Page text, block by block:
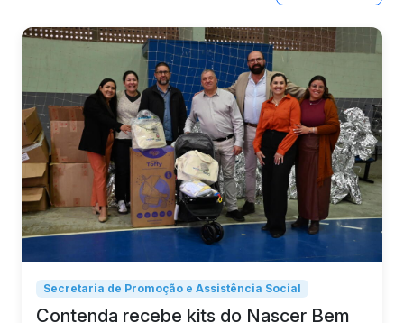
Secretaria de Promoção e Assistência Social
Contenda recebe kits do Nascer Bem